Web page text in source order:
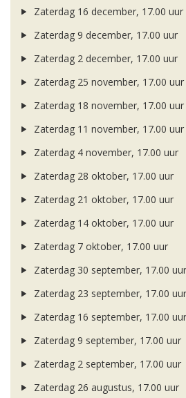
Zaterdag 16 december, 17.00 uur
Zaterdag 9 december, 17.00 uur
Zaterdag 2 december, 17.00 uur
Zaterdag 25 november, 17.00 uur
Zaterdag 18 november, 17.00 uur
Zaterdag 11 november, 17.00 uur
Zaterdag 4 november, 17.00 uur
Zaterdag 28 oktober, 17.00 uur
Zaterdag 21 oktober, 17.00 uur
Zaterdag 14 oktober, 17.00 uur
Zaterdag 7 oktober, 17.00 uur
Zaterdag 30 september, 17.00 uur
Zaterdag 23 september, 17.00 uur
Zaterdag 16 september, 17.00 uur
Zaterdag 9 september, 17.00 uur
Zaterdag 2 september, 17.00 uur
Zaterdag 26 augustus, 17.00 uur